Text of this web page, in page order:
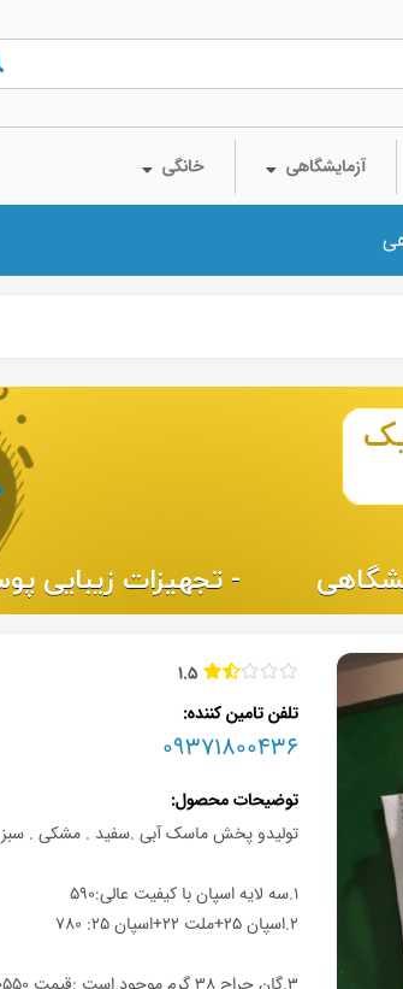
آزمایشگاهی خانگی
1.5
تلفن تامین کننده
09371800436
توضیحات محصول
تولیدو پخش ماسک آبی .سفید . مشکی . سبز
۱.سه لایه اسپان با کیفیت عالی:۵۹۰
۲.اسپان ۲۵+ملت ۲۲+اسپان ۲۵: ۷۸۰